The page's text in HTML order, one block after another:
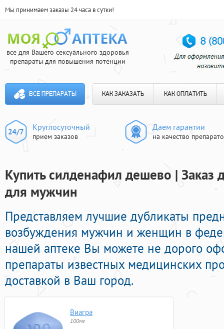
Мы принимаем заказы 24 часа в сутки!
все для Вашего сексуального здоровья
препараты для повышения потенции
ВСЕ ПРЕПАРАТЫ КАК ЗАКАЗАТЬ КАК ОПЛАТИТЬ
Круглосуточный
прием заказов
Даем гарантии
на качество
Купить силденафил дешево | Заказ
для мужчин
Представляем лучшие дубликаты
возбуждения мужчин и женщин в
нашей аптеке Вы можете не дорого
препараты известных медицинских
доставкой в Ваш город.
Виагра
100мг